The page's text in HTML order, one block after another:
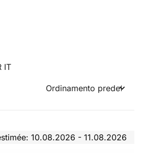
IT
10.08.2026 - 11.08.2026